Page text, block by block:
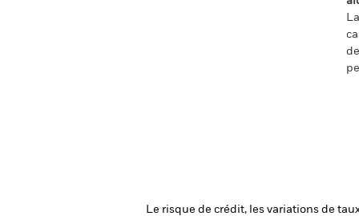
Le risque de crédit, les variations de